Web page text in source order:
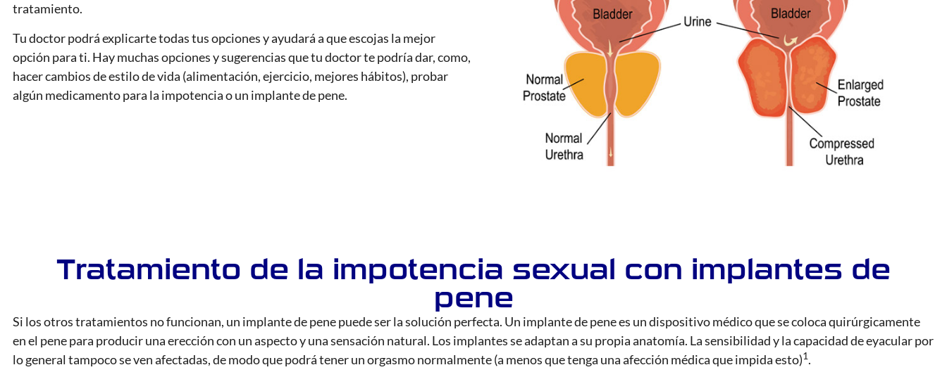
tratamiento.
Tu doctor podrá explicarte todas tus opciones y ayudará a que escojas la mejor
opción para ti. Hay muchas opciones y sugerencias que tu doctor te podría dar, como,
hacer cambios de estilo de vida (alimentación, ejercicio, mejores hábitos), probar
algún medicamento para la impotencia o un implante de pene.
Tratamiento de la impotencia sexual con implantes de
pene
Si los otros tratamientos no funcionan, un implante de pene puede ser la solución perfecta. Un implante de pene es un dispositivo médico que se coloca quirúrgicamente
en el pene para producir una erección con un aspecto y una sensación natural. Los implantes se adaptan a su propia anatomía. La sensibilidad y la capacidad de eyacular por
lo general tampoco se ven afectadas, de modo que podrá tener un orgasmo normalmente (a menos que tenga una afección médica que impida esto)1.